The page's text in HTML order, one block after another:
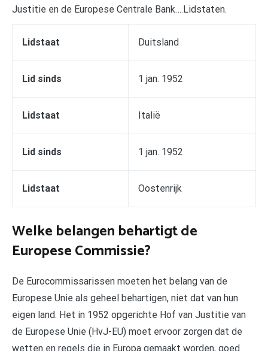
Justitie en de Europese Centrale Bank….Lidstaten.
Lidstaat Duitsland
Lid sinds 1 jan. 1952
Lidstaat Italië
Lid sinds 1 jan. 1952
Lidstaat Oostenrijk
Welke belangen behartigt de
Europese Commissie?
De Eurocommissarissen moeten het belang van de
Europese Unie als geheel behartigen, niet dat van hun
eigen land. Het in 1952 opgerichte Hof van Justitie van
de Europese Unie (HvJ-EU) moet ervoor zorgen dat de
wetten en regels die in Europa gemaakt worden, goed